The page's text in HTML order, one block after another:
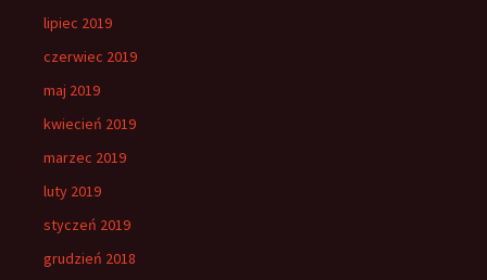
lipiec 2019
czerwiec 2019
maj 2019
kwiecień 2019
marzec 2019
luty 2019
styczeń 2019
grudzień 2018